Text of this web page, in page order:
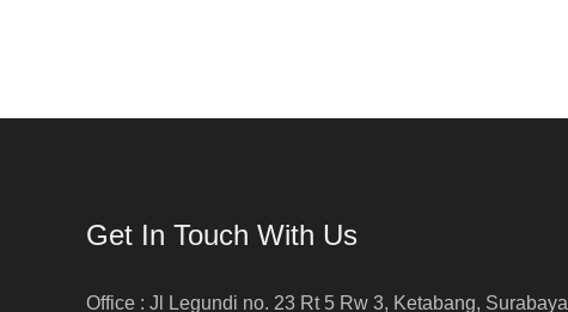
Get In Touch With Us
Office : Jl Legundi no. 23 Rt 5 Rw 3, Ketabang, Surabaya